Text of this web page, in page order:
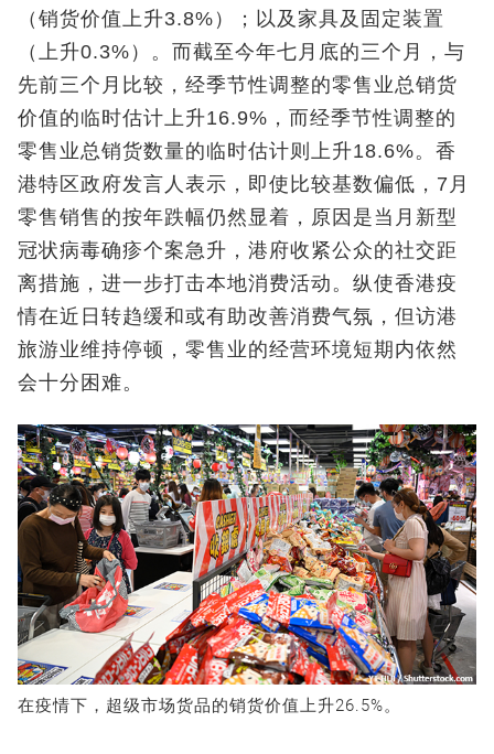
（销货价值上升3.8%）；以及家具及固定装置
（上升0.3%）。而截至今年七月底的三个月，与
先前三个月比较，经季节性调整的零售业总销货
价值的临时估计上升16.9%，而经季节性调整的
零售业总销货数量的临时估计则上升18.6%。香
港特区政府发言人表示，即使比较基数偏低，7月
零售销售的按年跌幅仍然显着，原因是当月新型
冠状病毒确疹个案急升，港府收紧公众的社交距
离措施，进一步打击本地消费活动。纵使香港疫
情在近日转趋缓和或有助改善消费气氛，但访港
旅游业维持停顿，零售业的经营环境短期内依然
会十分困难。
在疫情下，超级市场货品的销货价值上升26.5%。